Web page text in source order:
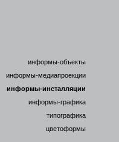
информы-объекты
информы-медиапроекции
информы-инсталляции
информы-графика
типографика
цветоформы